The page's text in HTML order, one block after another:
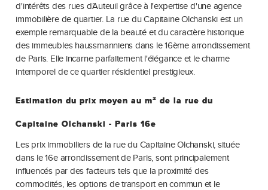
d'intérêts des rues d’Auteuil grâce à l'expertise d'une agence
immobilière de quartier. La rue du Capitaine Olchanski est un
exemple remarquable de la beauté et du caractère historique
des immeubles haussmanniens dans le 16ème arrondissement
de Paris. Elle incarne parfaitement l'élégance et le charme
intemporel de ce quartier résidentiel prestigieux.
Estimation du prix moyen au m² de la rue du
Capitaine Olchanski - Paris 16e
Les prix immobiliers de la rue du Capitaine Olchanski, située
dans le 16e arrondissement de Paris, sont principalement
influencés par des facteurs tels que la proximité des
commodités, les options de transport en commun et le